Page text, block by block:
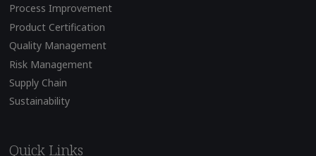
Process Improvement
Product Certification
Quality Management
Risk Management
Supply Chain
Sustainability
Quick Links